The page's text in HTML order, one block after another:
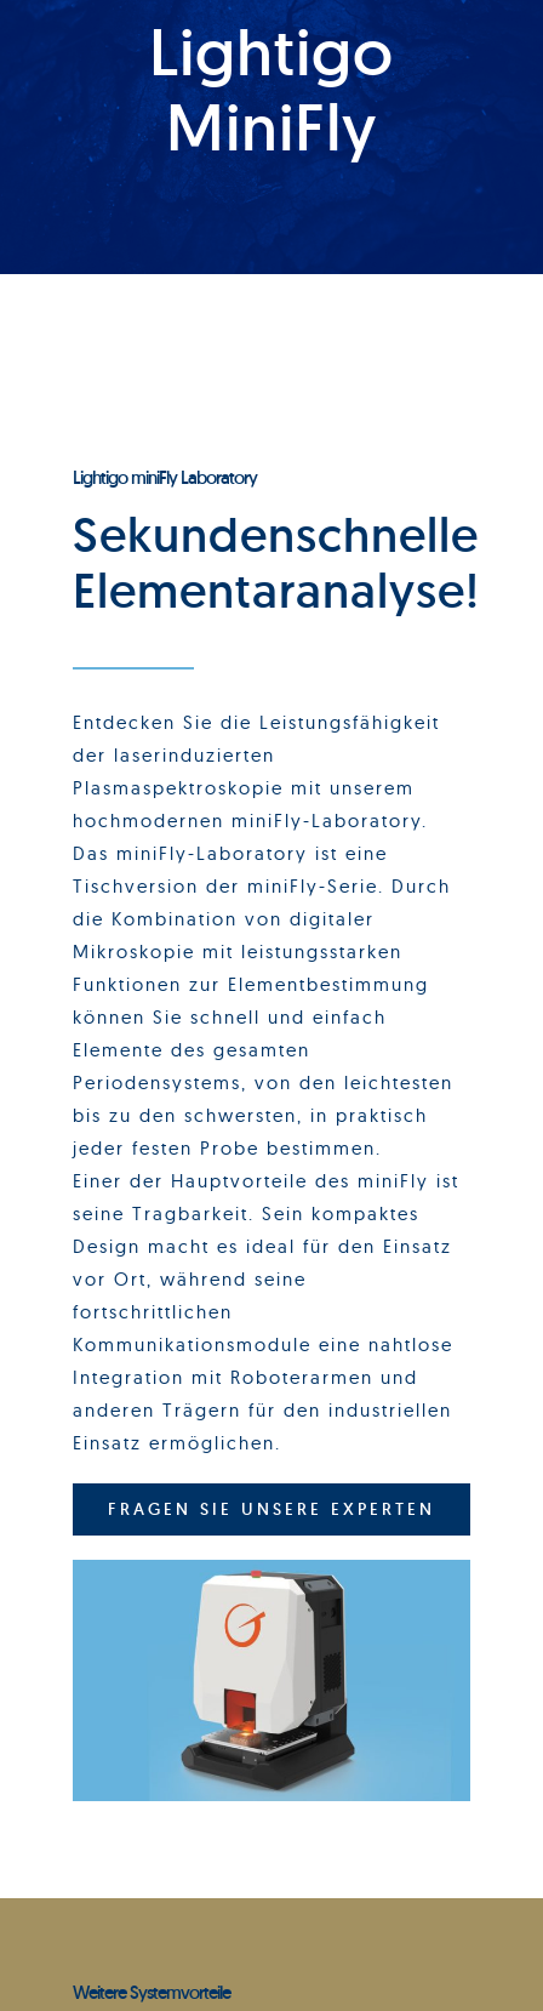
Services
Auftragslabor
Lightigo
MiniFly
Lightigo miniFly Laboratory
Sekundenschnelle
Elementaranalyse!
Entdecken Sie die Leistungsfähigkeit
der laserinduzierten
Plasmaspektroskopie mit unserem
hochmodernen miniFly-Laboratory.
Das miniFly-Laboratory ist eine
Tischversion der miniFly-Serie. Durch
die Kombination von digitaler
Mikroskopie mit leistungsstarken
Funktionen zur Elementbestimmung
können Sie schnell und einfach
Elemente des gesamten
Periodensystems, von den leichtesten
bis zu den schwersten, in praktisch
jeder festen Probe bestimmen.
Einer der Hauptvorteile des miniFly ist
seine Tragbarkeit. Sein kompaktes
Design macht es ideal für den Einsatz
vor Ort, während seine
fortschrittlichen
Kommunikationsmodule eine nahtlose
Integration mit Roboterarmen und
anderen Trägern für den industriellen
Einsatz ermöglichen.
FRAGEN SIE UNSERE EXPERTEN
Weitere Systemvorteile